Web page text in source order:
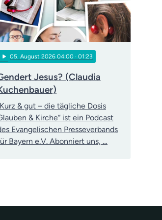
play_arrow 05 . August 2026 04:00 · 01:23
Jesus? (Claudia
& gut – die tägliche Dosis
& Kirche“ ist ein Podcast
Evangelischen Presseverbands
Bayern e.V. Abonniert uns, …